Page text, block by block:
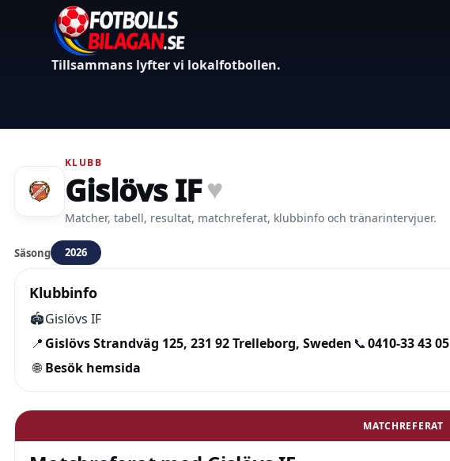
Tillsammans lyfter vi lokalfotbollen.
KLUBB
Gislövs IF♥
Matcher, tabell, resultat, matchreferat, klubbinfo och tränarintervjuer.
Säsong 2026
Klubbinfo
🏟️Gislövs IF
📍 Gislövs Strandväg 125, 231 92 Trelleborg, Sweden 📞0410-33 43 05
🌐 Besök hemsida
MATCHREFERAT